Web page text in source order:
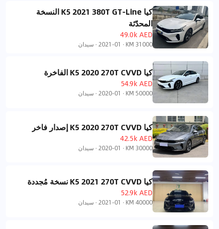
كيا K5 2021 380T GT-Line النسخة
المحدّثة
49.0k AED
31000 KM
·
2021-01
· سيدان
كيا K5 2020 270T CVVD الفاخرة
54.9k AED
50000 KM
·
2020-01
· سيدان
كيا K5 2020 270T CVVD إصدار فاخر
42.5k AED
30000 KM
·
2020-01
· سيدان
كيا K5 2021 270T CVVD نسخة مُجددة
52.9k AED
40000 KM
·
2021-01
· سيدان